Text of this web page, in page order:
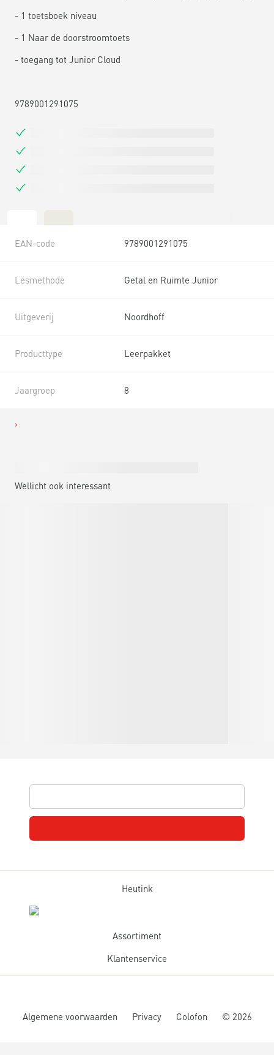
- 1 toetsboek niveau
- 1 Naar de doorstroomtoets
- toegang tot Junior Cloud
9789001291075
EAN-code 9789001291075
Lesmethode Getal en Ruimte Junior
Uitgeverij Noordhoff
Producttype Leerpakket
Jaargroep 8
Wellicht ook interessant
Heutink
Assortiment
Klantenservice
Algemene voorwaarden Privacy Colofon © 2026